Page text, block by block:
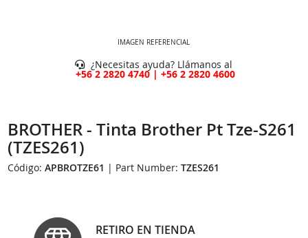
IMAGEN REFERENCIAL
¿Necesitas ayuda? Llámanos al
+56 2 2820 4740 | +56 2 2820 4600
BROTHER - Tinta Brother Pt Tze-S261
(TZES261)
Código:APBROTZE61 | Part Number:TZES261
RETIRO EN TIENDA